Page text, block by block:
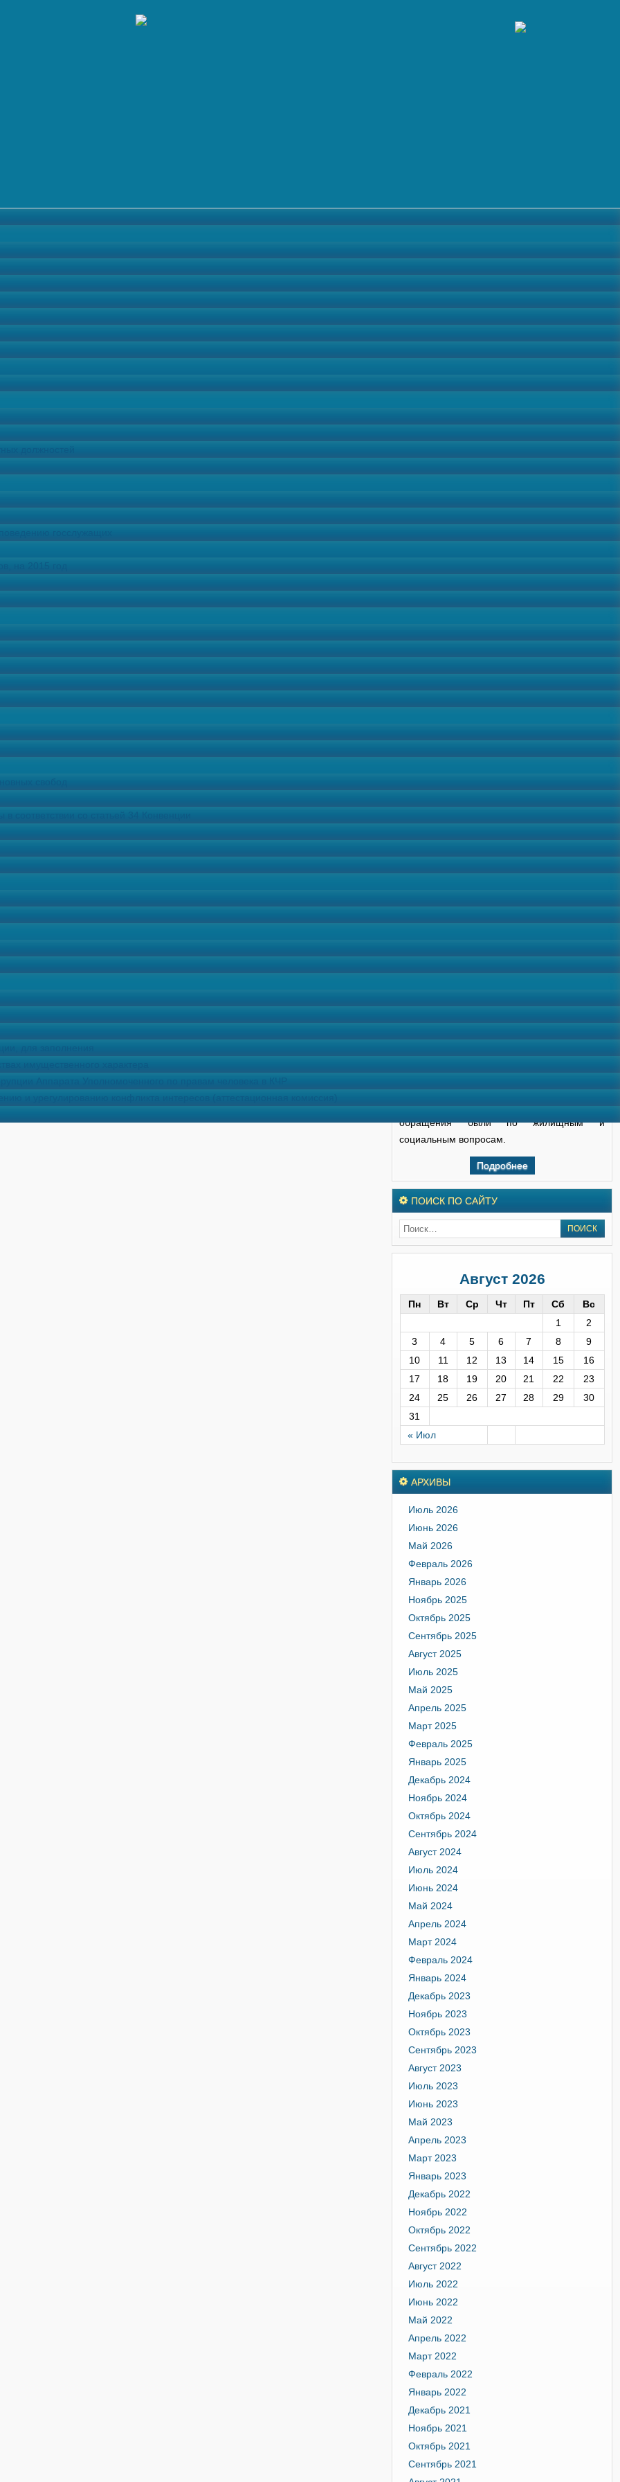
для заполнения
по правам человека в КЧР Зарема Назировна
участие в оперативном совещании Отдела
по КЧР по итогам деятельности за I полугодие 2014
деятельности за I полугодие 2014 года. На совещании ...
ВЫЕЗДНЫЕ ПРИЕМЫ ГРАЖДАН В КЧР
Выездные приемы показали, что
соблюдение и защита социально-
экономических прав является наиболее
значимым для населения республики и
требуют приоритетного решения. Это, в
обеспечением жильем, коммунальным
обслуживанием, социальным обеспечением
время и жалобы по вопросам земельных
отношений.
В мероприятии принимают участие главы
муниципальных образований и
руководители городских и районных служб,
направлениям деятельности, а иногда и
решают вопросы на месте. Во время
гражданам, которые удовлетворены
разъяснениями. Принято на рассмотрение
По окончании приема Уполномоченный
подводит его итоги и проводит беседу с
руководством города или района о
соблюдении прав и законных интересов
граждан, анализирует характер обращений
граждан. В большинстве районов
обращения были по жилищным и
социальным вопросам.
Подробнее
ПОИСК ПО САЙТУ
Август 2026
Пн Вт Ср Чт Пт Сб Вс
« Июл
1
2
3
4 5 6 7 8
9
10
11 12 13 14 15
16
17
18 19 20 21 22
23
24
25 26 27 28 29
30
31
АРХИВЫ
Июль 2026
Июнь 2026
Май 2026
Февраль 2026
Январь 2026
Ноябрь 2025
Октябрь 2025
Сентябрь 2025
Август 2025
Июль 2025
Май 2025
Апрель 2025
Март 2025
Февраль 2025
Январь 2025
Декабрь 2024
Ноябрь 2024
Октябрь 2024
Сентябрь 2024
Август 2024
Июль 2024
Июнь 2024
Май 2024
Апрель 2024
Март 2024
Февраль 2024
Январь 2024
Декабрь 2023
Ноябрь 2023
Октябрь 2023
Сентябрь 2023
Август 2023
Июль 2023
Июнь 2023
Май 2023
Апрель 2023
Март 2023
Январь 2023
Декабрь 2022
Ноябрь 2022
Октябрь 2022
Сентябрь 2022
Август 2022
Июль 2022
Июнь 2022
Май 2022
Апрель 2022
Март 2022
Февраль 2022
Январь 2022
Декабрь 2021
Ноябрь 2021
Октябрь 2021
Сентябрь 2021